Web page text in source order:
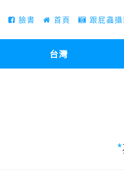
臉書 首頁 跟屁蟲
台灣
*